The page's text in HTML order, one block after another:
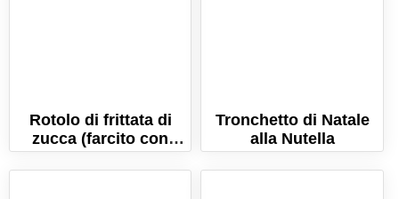
Rotolo di frittata di
zucca (farcito con
speck, formaggio e
rucola!)
Tronchetto di Natale
alla Nutella